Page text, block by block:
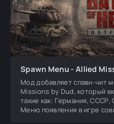
Spawn Menu - Allied
Мод добавляет спавн-чит
Missions by Dud, который
такие как: Германия,
Меню появления в игре